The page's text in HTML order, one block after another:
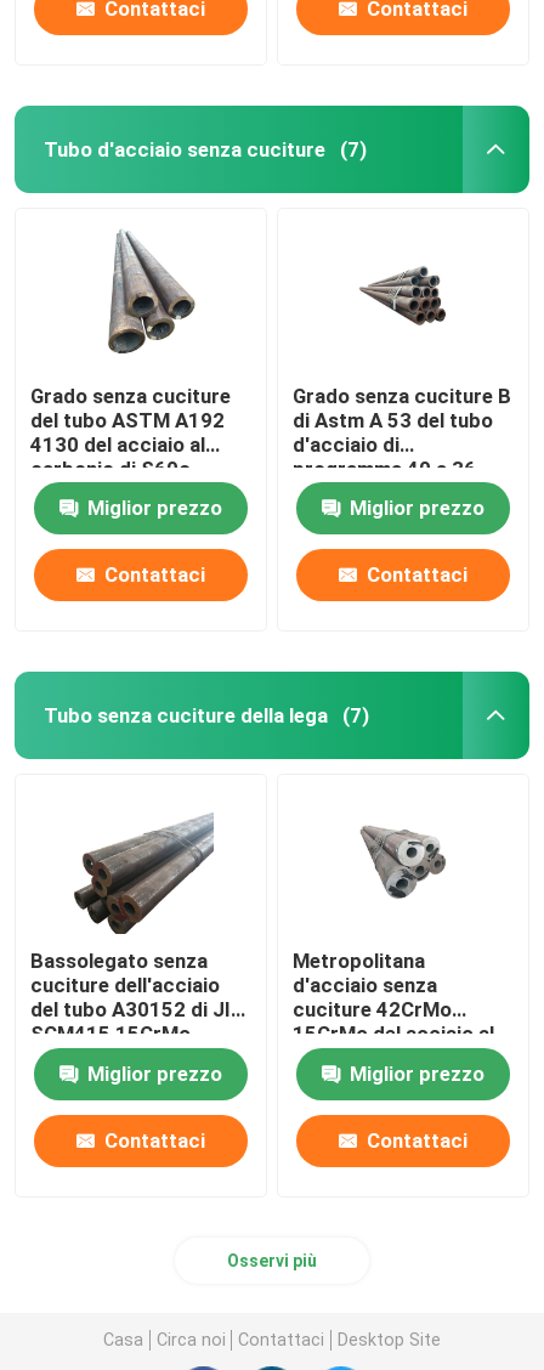
Contattaci Contattaci
Tubo d'acciaio senza cuciture (7)
Grado senza cuciture
del tubo ASTM A192
4130 del acciaio al
carbonio di S60c
Miglior prezzo
Contattaci
Grado senza cuciture B
di Astm A 53 del tubo
d'acciaio di
programma 40 a 36
pollici
Miglior prezzo
Contattaci
Tubo senza cuciture della lega (7)
Bassolegato senza
cuciture dell'acciaio
del tubo A30152 di JIS
SCM415 15CrMo
1,7243
Miglior prezzo
Contattaci
Metropolitana
d'acciaio senza
cuciture 42CrMo
15CrMo del acciaio al
carbonio di ASTM
A283 T91 P91 P22
P11
Miglior prezzo
Contattaci
Osservi più
Casa Circa noi Contattaci Desktop Site